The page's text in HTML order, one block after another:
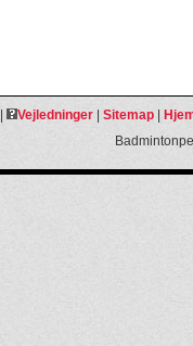
Vejledninger| Sitemap|